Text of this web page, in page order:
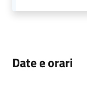
Date e orari